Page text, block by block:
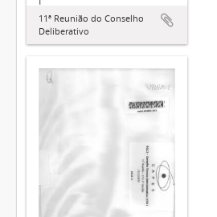
11ª Reunião do Conselho
Deliberativo